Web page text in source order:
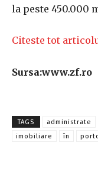
la peste 450.000
Citeste tot
Sursa:www.zf.ro
TAGS administrate
imobiliare
în